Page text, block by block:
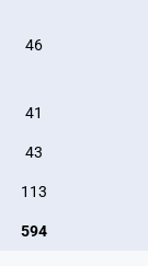
46
41
43
113
594